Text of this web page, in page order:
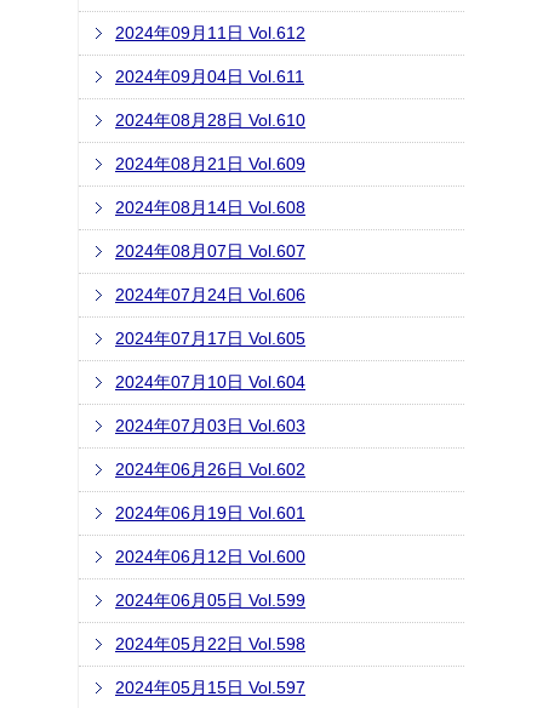
2024年09月11日 Vol.612
2024年09月04日 Vol.611
2024年08月28日 Vol.610
2024年08月21日 Vol.609
2024年08月14日 Vol.608
2024年08月07日 Vol.607
2024年07月24日 Vol.606
2024年07月17日 Vol.605
2024年07月10日 Vol.604
2024年07月03日 Vol.603
2024年06月26日 Vol.602
2024年06月19日 Vol.601
2024年06月12日 Vol.600
2024年06月05日 Vol.599
2024年05月22日 Vol.598
2024年05月15日 Vol.597